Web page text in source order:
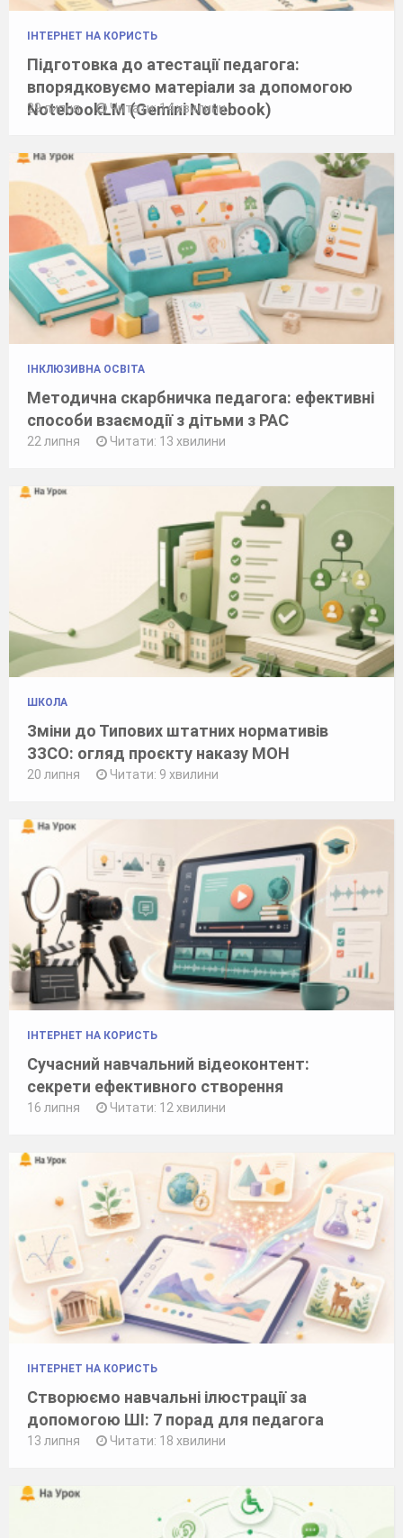
ІНТЕРНЕТ НА КОРИСТЬ
Підготовка до атестації педагога:
впорядковуємо матеріали за допомогою
NotebookLM (Gemini Notebook)
29 липня Читати: 14 хвилини
ІНКЛЮЗИВНА ОСВІТА
Методична скарбничка педагога: ефективні
способи взаємодії з дітьми з РАС
22 липня Читати: 13 хвилини
ШКОЛА
Зміни до Типових штатних нормативів
ЗЗСО: огляд проєкту наказу МОН
20 липня Читати: 9 хвилини
ІНТЕРНЕТ НА КОРИСТЬ
Сучасний навчальний відеоконтент:
секрети ефективного створення
16 липня Читати: 12 хвилини
ІНТЕРНЕТ НА КОРИСТЬ
Створюємо навчальні ілюстрації за
допомогою ШІ: 7 порад для педагога
13 липня Читати: 18 хвилини